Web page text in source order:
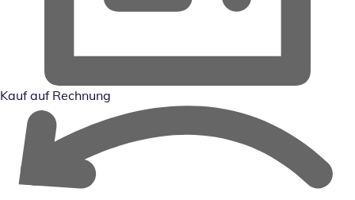
Kauf auf Rechnung